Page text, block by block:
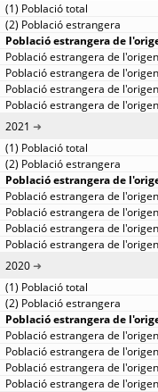
2021
2020